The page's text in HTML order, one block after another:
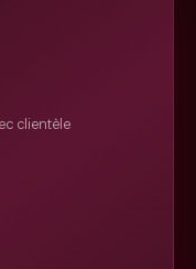
clientèle